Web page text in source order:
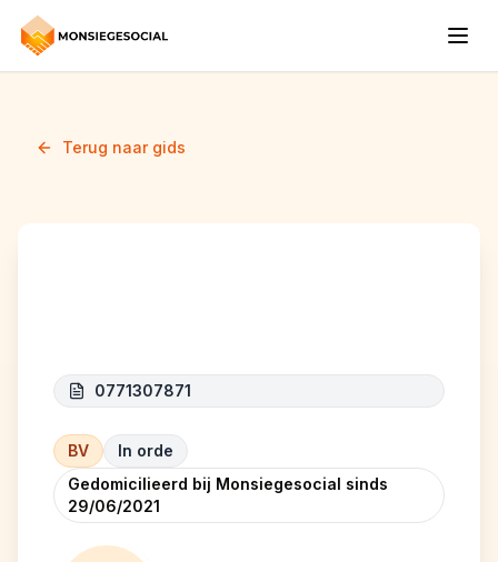
Terug naar gids
0771307871
BV
In orde
Gedomicilieerd bij Monsiegesocial sinds
29/06/2021